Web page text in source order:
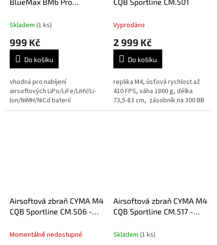
60W
Skladem (1 ks)
999 Kč
Do košíku
vhodná pro nabíjení
airsoftových LiPo/LiFe/LiHV/Li-
Ion/NiMH/NiCd baterií
Vyprodáno
2 999 Kč
Do košíku
replika M4, úsťová rychlost až
410 FPS, váha 1860 g, délka
73,5-83 cm, zásobník na 300 BB
Airsoftová zbraň CYMA M4
CQB Sportline CM.506 -
Momentálně nedostupné
Airsoftová zbraň CYMA M4
CQB Sportline CM.517 -
Skladem (1 ks)